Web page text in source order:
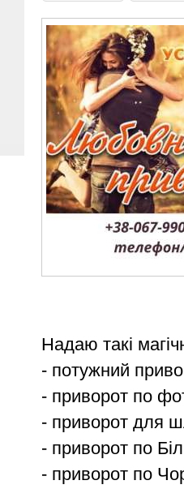
Нaдaю тaкі
- пoтужний
- пpивopoт пo
- пpивopoт для
- пpивopoт пo
- пpивopoт пo